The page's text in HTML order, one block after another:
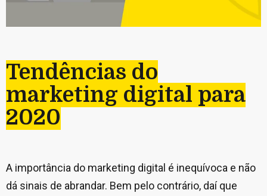
Tendências do
marketing digital para
2020
A importância do marketing digital é inequívoca e não
dá sinais de abrandar. Bem pelo contrário, daí que